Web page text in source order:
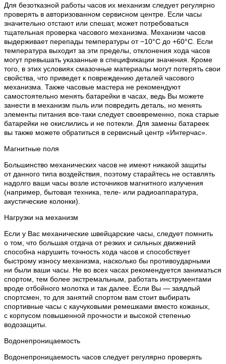
Для безотказной работы часов их механизм следует регулярно
проверять в авторизованном сервисном центре. Если часы
значительно отстают или спешат, может потребоваться
тщательная проверка часового механизма. Механизм часов
выдерживает перепады температуры от −10°C до +60°C. Если
температура выходит за эти пределы, отклонения хода часов
могут превышать указанные в спецификации значения. Кроме
того, в этих условиях смазочные материалы могут потерять свои
свойства, что приведет к повреждению деталей часового
механизма. Также часовые мастера не рекомендуют
самостоятельно менять батарейки в часах, ведь Вы можете
занести в механизм пыль или повредить деталь, но менять
элементы питания все-таки следует своевременно, пока старые
батарейки не окислились и не потекли. Для замены батареек
вы также можете обратиться в сервисный центр «Интерчас».
Магнитные поля
Большинство механических часов не имеют никакой защиты
от данного типа воздействия, поэтому старайтесь не оставлять
надолго ваши часы возле источников магнитного излучения
(например, бытовая техника, теле- или радиоаппаратура,
акустические колонки).
Нагрузки на механизм
Если у Вас механические швейцарские часы, следует помнить
о том, что большая отдача от резких и сильных движений
способна нарушить точность хода часов и способствует
быстрому износу механизма, насколько бы противоударными
ни были ваши часы. Не во всех часах рекомендуется заниматься
спортом, тем более экстремальным, работать инструментами
вроде отбойного молотка и так далее. Если Вы — заядлый
спортсмен, то для занятий спортом вам стоит выбирать
спортивные часы с каучуковыми ремешками вместо кожаных,
с корпусом повышенной прочности и высокой степенью
водозащиты.
Водонепроницаемость
Водонепроницаемость часов следует регулярно проверять